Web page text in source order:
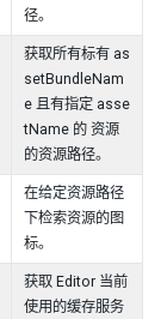
径。
获取所有标有 as
setBundleNam
e 且有指定 asse
tName 的 资源
的资源路径。
在给定资源路径
下检索资源的图
标。
获取 Editor 当前
使用的缓存服务